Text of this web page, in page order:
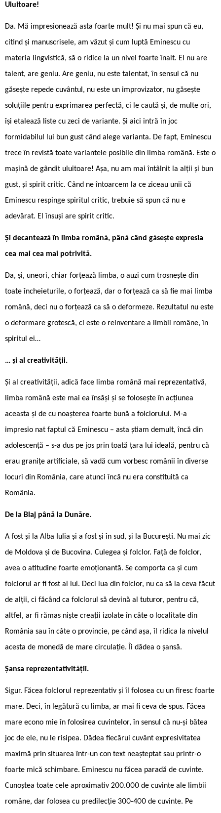
Uluitoare!
Da. Mă impresionează asta foarte mult! Și nu mai spun că eu,
citind și manuscrisele, am văzut și cum luptă Eminescu cu
materia lingvistică, să o ridice la un nivel foarte înalt. El nu are
talent, are geniu. Are geniu, nu este talentat, în sensul că nu
găsește repede cuvântul, nu este un improvizator, nu găsește
soluțiile pentru exprimarea perfectă, ci le caută și, de multe ori,
își etalează liste cu zeci de variante. Și aici intră în joc
formidabilul lui bun gust când alege varianta. De fapt, Eminescu
trece în revistă toate variantele posibile din limba română. Este o
mașină de gândit uluitoare! Așa, nu am mai întâlnit la alții și bun
gust, și spirit critic. Când ne întoarcem la ce ziceau unii că
Eminescu respinge spiritul critic, trebuie să spun că nu e
adevărat. El însuși are spirit critic.
Și decantează în limba română, până când găsește expresia
cea mai cea mai potrivită.
Da, și, uneori, chiar forțează limba, o auzi cum trosnește din
toate încheieturile, o forțează, dar o forțează ca să fie mai limba
română, deci nu o forțează ca să o deformeze. Rezultatul nu este
o deformare grotescă, ci este o reinventare a limbii române, în
spiritul ei…
… și al creativității.
Și al creativității, adică face limba română mai reprezentativă,
limba română este mai ea însăși și se folosește în acțiunea
aceasta și de cu ­noașterea foarte bună a folclorului. M-a
impresio ­nat faptul că Eminescu – asta știam demult, încă din
adolescență – s-a dus pe jos prin toată țara lui ideală, pentru că
erau granițe artificiale, să vadă cum vorbesc românii în diverse
locuri din România, care atunci încă nu era constituită ca
România.
De la Blaj până la Dunăre.
A fost și la Alba Iulia și a fost și în sud, și la București. Nu mai zic
de Moldova și de Bucovina. Culegea și folclor. Față de folclor,
avea o atitudine foarte emoționantă. Se comporta ca și cum
folclorul ar fi fost al lui. Deci lua din folclor, nu ca să ia ceva făcut
de alții, ci făcând ca folclorul să devină al tuturor, pentru că,
altfel, ar fi rămas niște creații izolate în câte o localitate din
România sau în câte o provincie, pe când așa, îl ridica la nivelul
acesta de monedă de mare circulație. Îi dădea o șansă.
Șansa reprezentativității.
Sigur. Făcea folclorul reprezentativ și îl folosea cu un firesc foarte
mare. Deci, în legătură cu limba, ar mai fi ceva de spus. Făcea
mare econo mie în folosirea cuvintelor, în sensul că nu-și bătea
joc de ele, nu le risipea. Dădea fiecărui cuvânt expresivitatea
maximă prin situarea într-un con text neașteptat sau printr-o
foarte mică schimbare. Eminescu nu făcea paradă de cuvinte.
Cunoștea toate cele aproximativ 200.000 de cuvinte ale limbii
române, dar folosea cu predilecție 300-400 de cuvinte. Pe